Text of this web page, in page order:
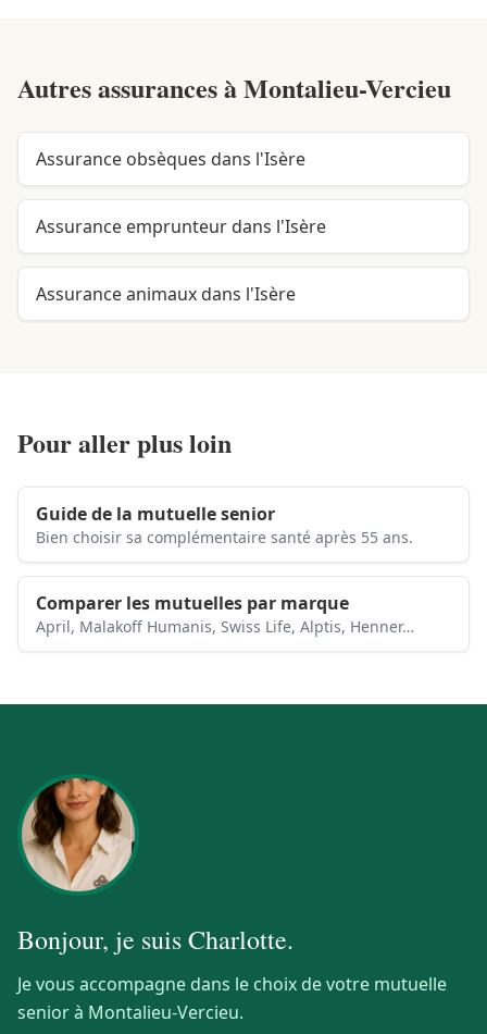
Autres assurances àMontalieu-Vercieu
Assurance obsèques dans l'Isère
Assurance emprunteur dans l'Isère
Assurance animaux dans l'Isère
Pour aller plus loin
Guide de la mutuelle senior
Bien choisir sa complémentaire santé après 55 ans.
Comparer les mutuelles par marque
April, Malakoff Humanis, Swiss Life, Alptis, Henner…
Bonjour, je suisCharlotte.
Je vous accompagne dans le choix de votre mutuelle
senior à Montalieu-Vercieu.